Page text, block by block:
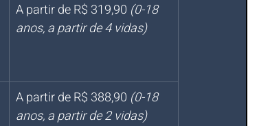
A partir de R$ 319,90 (0-18
anos, a partir de 4 vidas)
A partir de R$ 388,90 (0-18
anos, a partir de 2 vidas)